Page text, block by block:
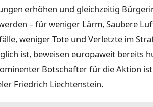
erhöhen und gleichzeitig
– für weniger Lärm, Saubere
weniger Tote und Verletzte im
ist, beweisen europaweit bereits
Botschafter für die Aktion
Friedrich Liechtenstein.